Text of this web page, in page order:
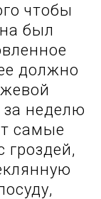
чтобы
был
должно
за неделю
самые
гроздей,